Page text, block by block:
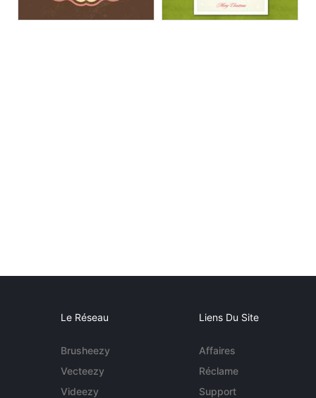
Le Réseau
Brusheezy
Vecteezy
Videezy
Liens Du Site
Affaires
Réclame
Support